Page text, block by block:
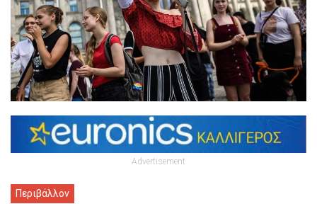
Advertisement
Περιβάλλον